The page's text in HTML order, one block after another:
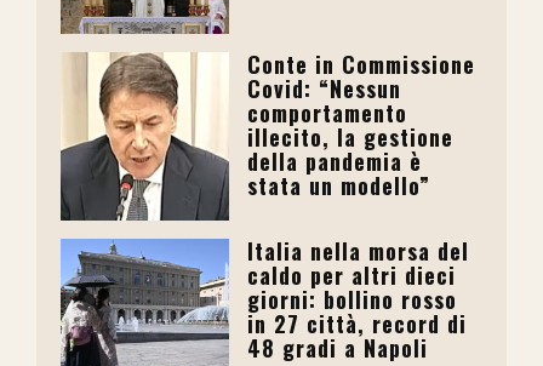
Conte in Commissione
Covid: “Nessun
comportamento
illecito, la gestione
della pandemia è
stata un modello”
Italia nella morsa del
caldo per altri dieci
giorni: bollino rosso
in 27 città, record di
48 gradi a Napoli